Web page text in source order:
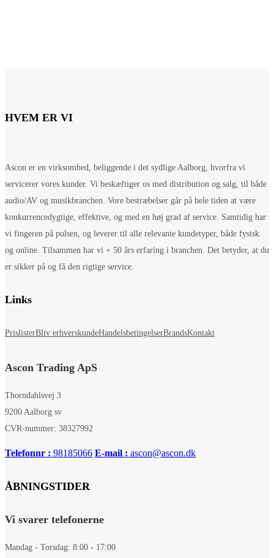
HVEM ER VI
Ascon er en virksomhed, beliggende i det sydlige Aalborg, hvorfra vi
servicerer vores kunder. Vi beskæftiger os med distribution og salg, til både
audio/AV og musikbranchen. Vore bestræbelser går på hele tiden at være
konkurrencedygtige, effektive, og med en høj grad af service. Samtidig har
vi fingeren på pulsen, og leverer til alle relevante kundetyper, både fysisk
og online. Tilsammen har vi + 50 års erfaring i branchen. Det betyder, at du
er sikker på og få den rigtige service.
Links
PrislisterBliv erhverskundeHandelsbetingelserBrandsKontakt
Ascon Trading ApS
Thorndahlsvej 3
9200 Aalborg sv
CVR-nummer: 38327992
Telefonnr : 98185066 E-mail : ascon@ascon.dk
ÅBNINGSTIDER
Vi svarer telefonerne
Mandag - Torsdag: 8:00 - 17:00